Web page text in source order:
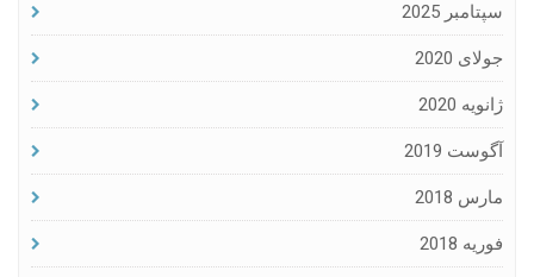
سپتامبر 2025
جولای 2020
ژانویه 2020
آگوست 2019
مارس 2018
فوریه 2018